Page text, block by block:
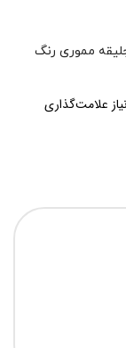
مموری رنگ
علامت‌گذاری